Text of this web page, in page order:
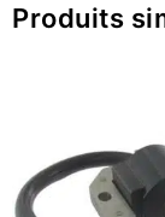
Produits